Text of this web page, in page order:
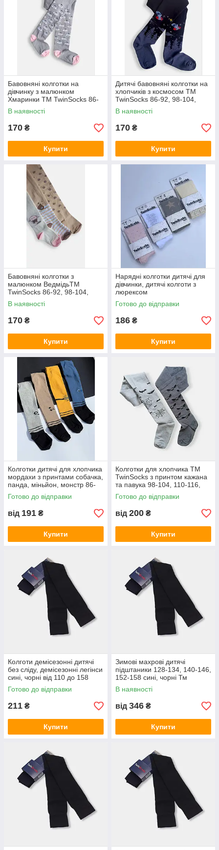
Бавовняні колготки на
дівчинку з малюнком
Хмаринки ТМ TwinSocks 86-
92, 98-104, 110-116
В наявності
170 ₴
Купити
Дитячі бавовняні колготки на
хлопчиків з космосом ТМ
TwinSocks 86-92, 98-104,
110-116 Чорний, темно-сірий
В наявності
170 ₴
Купити
Бавовняні колготки з
малюнком ВедмідьТМ
TwinSocks 86-92, 98-104,
110-116 Молочний, беж
В наявності
170 ₴
Купити
Нарядні колготки дитячі для
дівчинки, дитячі колготи з
люрексом
Готово до відправки
186 ₴
Купити
Колготки дитячі для хлопчика
мордахи з принтами собачка,
панда, міньйон, монстр 86-
92, 98-104, 110-116
Готово до відправки
від 191 ₴
Купити
Колготки для хлопчика ТМ
TwinSocks з принтом кажана
та павука 98-104, 110-116,
116-122
Готово до відправки
від 200 ₴
Купити
Колготи демісезонні дитячі
без сліду, демісезонні легінси
сині, чорні від 110 до 158
Готово до відправки
211 ₴
Купити
Зимові махрові дитячі
підштаники 128-134, 140-146,
152-158 сині, чорні Тм
TwinSocks
В наявності
від 346 ₴
Купити